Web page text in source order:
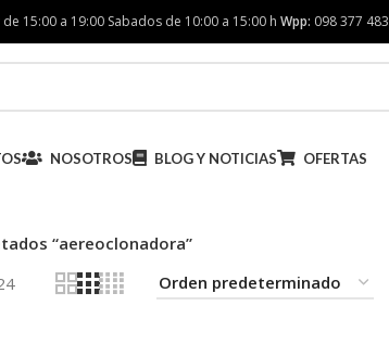
15:00 a 19:00 Sabados de 10:00 a 15:00 h Wpp: 098 377 483
NOSOTROS BLOG Y NOTICIAS OFERTAS
“aereoclonadora”